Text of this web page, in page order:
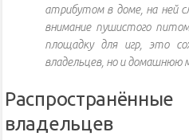
атрибутом в доме, на ней
внимание пушистого
площадку для игр, это
владельцев, но и домашнюю
владельцев